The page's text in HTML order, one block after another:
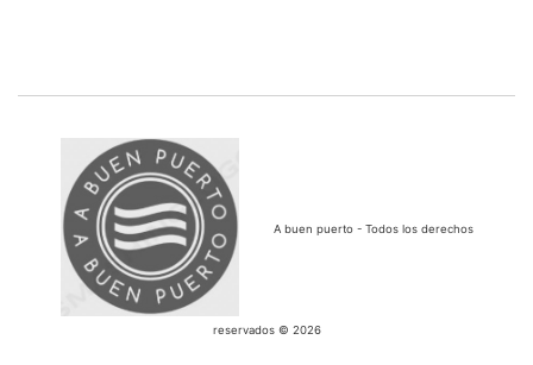
A buen puerto - Todos los derechos
reservados © 2026